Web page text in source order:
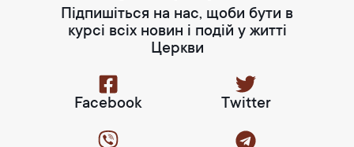
Підпишіться на нас, щоби бути в
курсі всіх новин і подій у житті
Церкви
Facebook Twitter